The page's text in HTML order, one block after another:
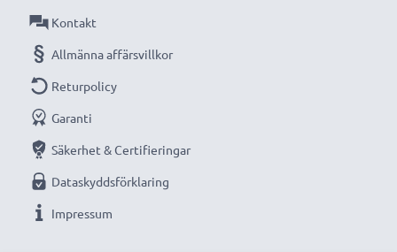
Tekniska data:
Ingång / Input:
Anslutning 1:Mini USB
Utgångsspänning / Output Volt:
Strömstyrka / Output ampere:
Effekt / Power Watt:
Kontakt
Allmänna affärsvillkor
Returpolicy
Garanti
Säkerhet & Certifieringar
Dataskyddsförklaring
Impressum